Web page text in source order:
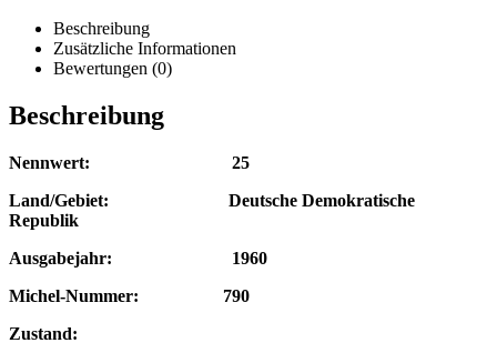
Beschreibung
Zusätzliche Informationen
Bewertungen (0)
Beschreibung
Nennwert: 25
Land/Gebiet: Deutsche Demokratische
Republik
Ausgabejahr: 1960
Michel-Nummer: 790
Zustand: